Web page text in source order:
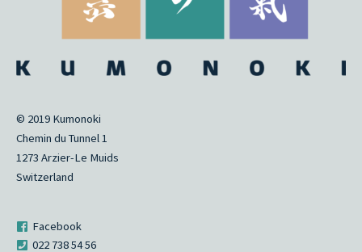
© 2019 Kumonoki
Chemin du Tunnel 1
1273 Arzier-Le Muids
Switzerland
Facebook
022 738 54 56